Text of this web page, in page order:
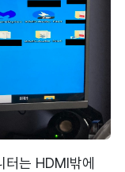
는 HDMI밖에